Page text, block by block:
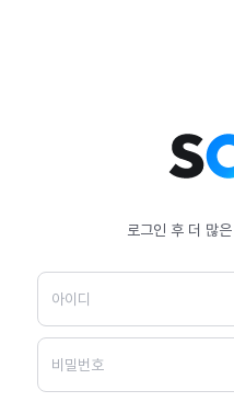
로그인 후 더 많